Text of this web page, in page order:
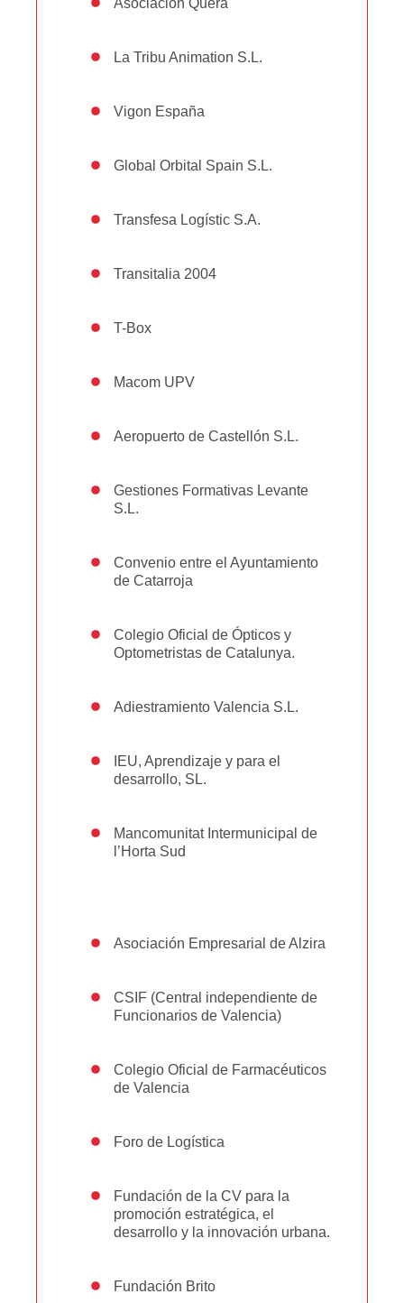
Asociación Quera
La Tribu Animation S.L.
Vigon España
Global Orbital Spain S.L.
Transfesa Logístic S.A.
Transitalia 2004
T-Box
Macom UPV
Aeropuerto de Castellón S.L.
Gestiones Formativas Levante
S.L.
Convenio entre el Ayuntamiento
de Catarroja
Colegio Oficial de Ópticos y
Optometristas de Catalunya.
Adiestramiento Valencia S.L.
IEU, Aprendizaje y para el
desarrollo, SL.
Mancomunitat Intermunicipal de
l’Horta Sud
Asociación Empresarial de Alzira
CSIF (Central independiente de
Funcionarios de Valencia)
Colegio Oficial de Farmacéuticos
de Valencia
Foro de Logística
Fundación de la CV para la
promoción estratégica, el
desarrollo y la innovación urbana.
Fundación Brito